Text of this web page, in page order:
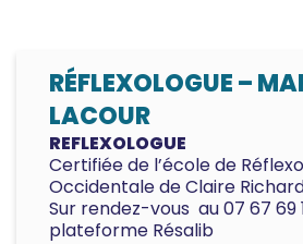
RÉFLEXOLOGUE –
LACOUR
REFLEXOLOGUE
Certifiée de l’école de
Occidentale de Claire
Sur rendez-vous au 07 67 69
plateforme Résalib